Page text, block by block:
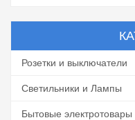
Розетки и выключатели
Светильники и Лампы
Бытовые электротовары